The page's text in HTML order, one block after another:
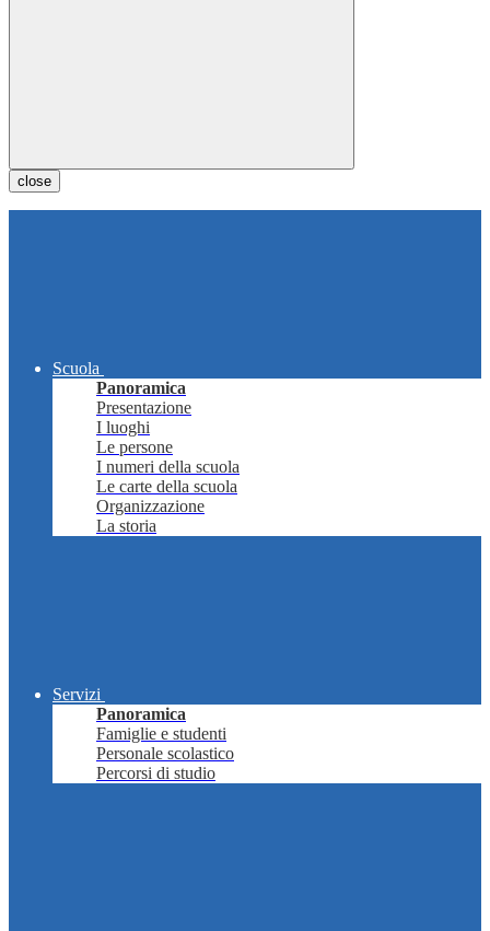
close
Scuola
Panoramica
Presentazione
I luoghi
Le persone
I numeri della scuola
Le carte della scuola
Organizzazione
La storia
Servizi
Panoramica
Famiglie e studenti
Personale scolastico
Percorsi di studio